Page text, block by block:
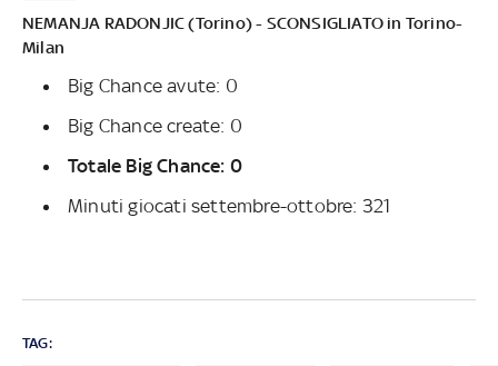
NEMANJA RADONJIC (Torino) - SCONSIGLIATO in Torino-
Milan
Big Chance avute: 0
Big Chance create: 0
Totale Big Chance: 0
Minuti giocati settembre-ottobre: 321
TAG: